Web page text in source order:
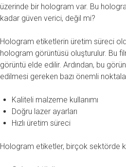
üzerinde bir hologram var. Bu
kadar güven verici, değil mi?
Hologram etiketlerin üretim süreci
hologram görüntüsü oluşturulur. Bu
görüntü elde edilir. Ardından, bu
edilmesi gereken bazı önemli
Kaliteli malzeme kullanımı
Doğru lazer ayarları
Hızlı üretim süreci
Hologram etiketler, birçok sektörde